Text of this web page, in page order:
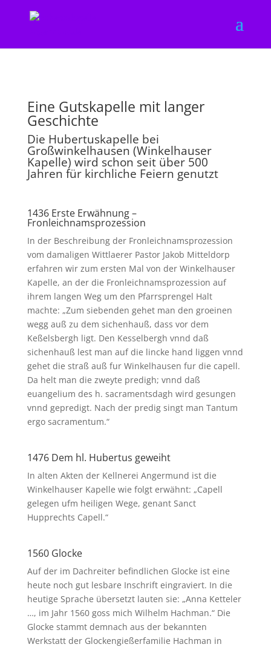
Eine Gutskapelle mit langer
Geschichte
Die Hubertuskapelle bei
Großwinkelhausen (Winkelhauser
Kapelle) wird schon seit über 500
Jahren für kirchliche Feiern genutzt
1436 Erste Erwähnung –
Fronleichnamsprozession
In der Beschreibung der Fronleichnamsprozession
vom damaligen Wittlaerer Pastor Jakob Mitteldorp
erfahren wir zum ersten Mal von der Winkelhauser
Kapelle, an der die Fronleichnamsprozession auf
ihrem langen Weg um den Pfarrsprengel Halt
machte: „Zum siebenden gehet man den groeinen
wegg auß zu dem sichenhauß, dass vor dem
Keßelsbergh ligt. Den Kesselbergh vnnd daß
sichenhauß lest man auf die lincke hand liggen vnnd
gehet die straß auß fur Winkelhausen fur die capell.
Da helt man die zweyte predigh; vnnd daß
euangelium des h. sacramentsdagh wird gesungen
vnnd gepredigt. Nach der predig singt man Tantum
ergo sacramentum.“
1476 Dem hl. Hubertus geweiht
In alten Akten der Kellnerei Angermund ist die
Winkelhauser Kapelle wie folgt erwähnt: „Capell
gelegen ufm heiligen Wege, genant Sanct
Hupprechts Capell.“
1560 Glocke
Auf der im Dachreiter befindlichen Glocke ist eine
heute noch gut lesbare Inschrift eingraviert. In die
heutige Sprache übersetzt lauten sie: „Anna Ketteler
…, im Jahr 1560 goss mich Wilhelm Hachman.“ Die
Glocke stammt demnach aus der bekannten
Werkstatt der Glockengießerfamilie Hachman in